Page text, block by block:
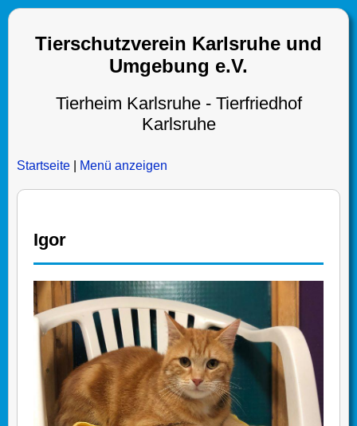
Tierschutzverein Karlsruhe und
Umgebung e.V.
Tierheim Karlsruhe - Tierfriedhof
Karlsruhe
Startseite Menü anzeigen
Igor